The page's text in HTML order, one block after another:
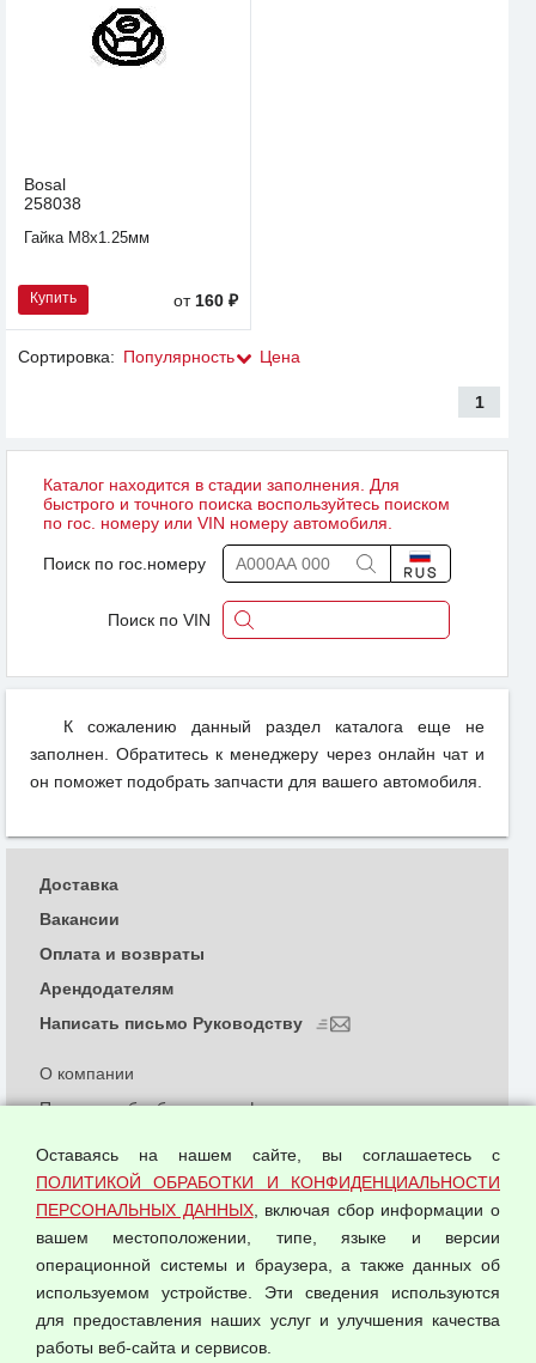
Bosal
258038
Гайка М8x1.25мм
Купить от160 ₽
Сортировка: Популярность Цена
1
Каталог находится в стадии заполнения. Для
быстрого и точного поиска воспользуйтесь поиском
по гос. номеру или VIN номеру автомобиля.
Поиск по гос.номеру
Поиск по VIN
К сожалению данный раздел каталога еще не
заполнен. Обратитесь к менеджеру через онлайн чат и
он поможет подобрать запчасти для вашего автомобиля.
© 2026 ООО "Феникс"
О компании
Политика обработки и конфиденциальности
Согласием на обработку персональных данных
Оферта оптовой купли-продажи
Публичная оферта
Доставка
Вакансии
Оплата и возвраты
Арендодателям
Написать письмо Руководству
Оставаясь на нашем сайте, вы соглашаетесь с
ПОЛИТИКОЙ ОБРАБОТКИ И КОНФИДЕНЦИАЛЬНОСТИ
ПЕРСОНАЛЬНЫХ ДАННЫХ, включая сбор информации о
вашем местоположении, типе, языке и версии
операционной системы и браузера, а также данных об
используемом устройстве. Эти сведения используются
для предоставления наших услуг и улучшения качества
работы веб-сайта и сервисов.